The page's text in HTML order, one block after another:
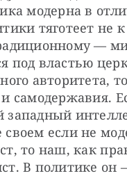
модерна в
тяготеет не
—
под властью
авторитета,
самодержавия.
западный
если не
то наш, как
В политике он